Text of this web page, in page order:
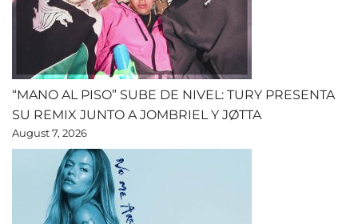
“MANO AL PISO” SUBE DE NIVEL: TURY PRESENTA
SU REMIX JUNTO A JOMBRIEL Y JØTTA
August 7, 2026